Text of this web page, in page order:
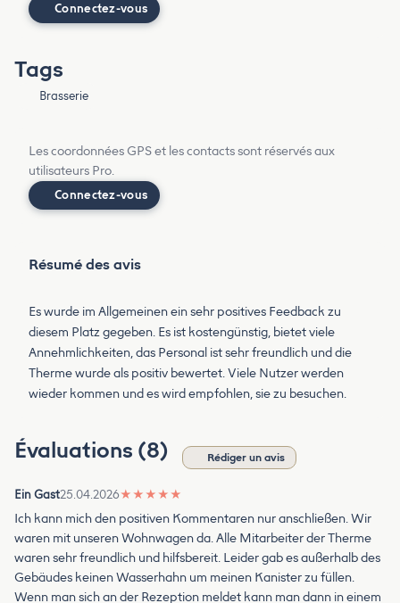
Connectez-vous
Tags
Brasserie
Les coordonnées GPS et les contacts sont réservés aux
utilisateurs Pro.
Connectez-vous
Résumé des avis
Es wurde im Allgemeinen ein sehr positives Feedback zu
diesem Platz gegeben. Es ist kostengünstig, bietet viele
Annehmlichkeiten, das Personal ist sehr freundlich und die
Therme wurde als positiv bewertet. Viele Nutzer werden
wieder kommen und es wird empfohlen, sie zu besuchen.
Évaluations (8) Rédiger un avis
Ein Gast25.04.2026★ ★ ★ ★ ★
Ich kann mich den positiven Kommentaren nur anschließen. Wir
waren mit unseren Wohnwagen da. Alle Mitarbeiter der Therme
waren sehr freundlich und hilfsbereit. Leider gab es außerhalb des
Gebäudes keinen Wasserhahn um meinen Kanister zu füllen.
Wenn man sich an der Rezeption meldet kann man dann in einem